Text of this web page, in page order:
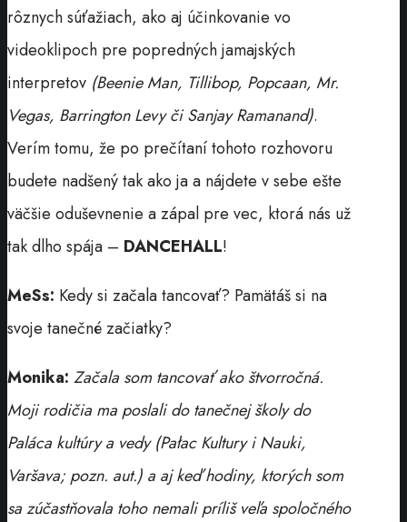
rôznych súťažiach, ako aj účinkovanie vo
videoklipoch pre popredných jamajských
interpretov (Beenie Man, Tillibop, Popcaan, Mr.
Vegas, Barrington Levy či Sanjay Ramanand).
Verím tomu, že po prečítaní tohoto rozhovoru
budete nadšený tak ako ja a nájdete v sebe ešte
väčšie oduševnenie a zápal pre vec, ktorá nás už
tak dlho spája – DANCEHALL!
MeSs: Kedy si začala tancovať? Pamätáš si na
svoje tanečné začiatky?
Monika: Začala som tancovať ako štvorročná.
Moji rodičia ma poslali do tanečnej školy do
Paláca kultúry a vedy (Pałac Kultury i Nauki,
Varšava; pozn. aut.) a aj keď hodiny, ktorých som
sa zúčastňovala toho nemali príliš veľa spoločného